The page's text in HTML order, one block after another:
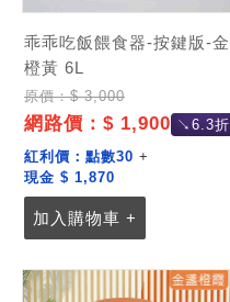
乖乖吃飯餵食器-按鍵版-金
橙黃 6L
原價：$ 3,000
網路價：$ 1,900 ↘6.3折
紅利價： 點數30 +
現金 $ 1,870
加入購物車 +